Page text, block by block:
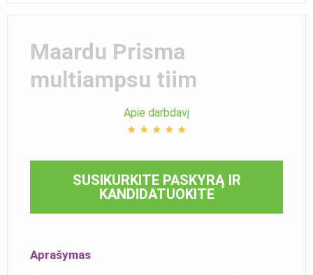
Maardu Prisma
multiampsu tiim
Apie darbdavį
★ ★ ★ ★ ★
SUSIKURKITE PASKYRĄ IR
KANDIDATUOKITE
Aprašymas